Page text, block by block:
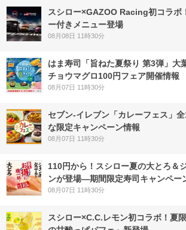
スシロー×GAZOO Racing初コラボ
ー付きメニュー登場
08月08日 11時30分
はま寿司「旨ねた夏祭り 第3弾」大
チョウマグロ100円フェア開催情報
08月07日 11時30分
セブン‐イレブン「カレーフェス」
な限定キャンペーン情報
08月07日 11時30分
110円から！スシロー夏の大とろ＆
ンが登場―期間限定寿司キャンペー
08月07日 11時30分
スシロー×C.C.レモン初コラボ！夏